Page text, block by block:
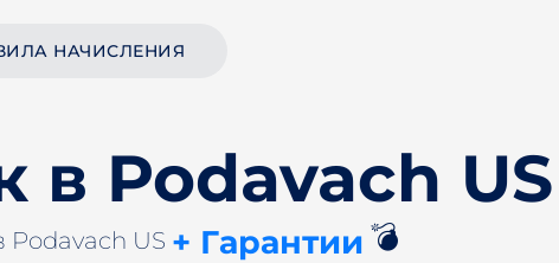
НАЧИСЛЕНИЯ
в Podavach US
US + Гарантии 💣